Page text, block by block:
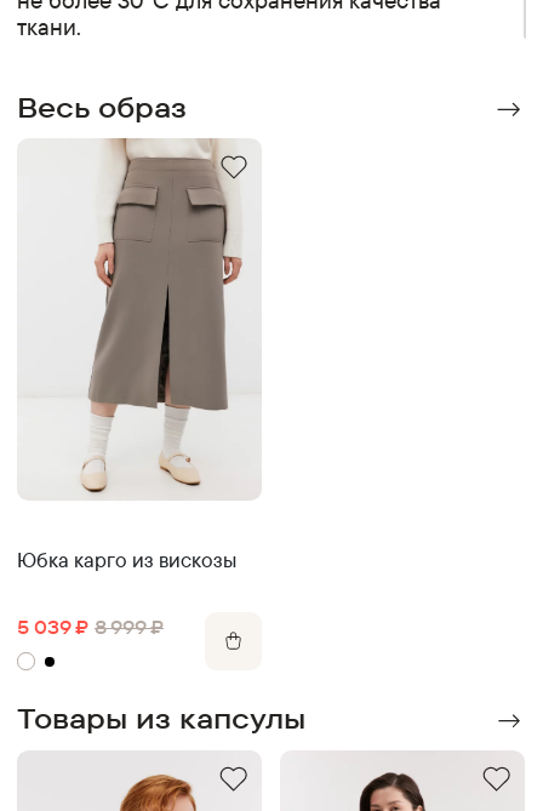
ткани.
Весь образ
Юбка карго из вискозы
5 039 ₽ 8 999 ₽
Товары из капсулы